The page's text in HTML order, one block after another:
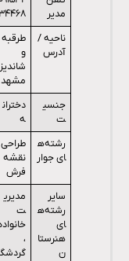
۳۴۴۶۸
ناحیه /
آدرس
طرقبه
و
شاندیز،
مشهد
جنسی
دختران
رشته‌ه
ای جوار
طراحی
نقشه
فرش
رشته‌ه
هنرستا
مدیری
ت
خانواده
،
گردشگ